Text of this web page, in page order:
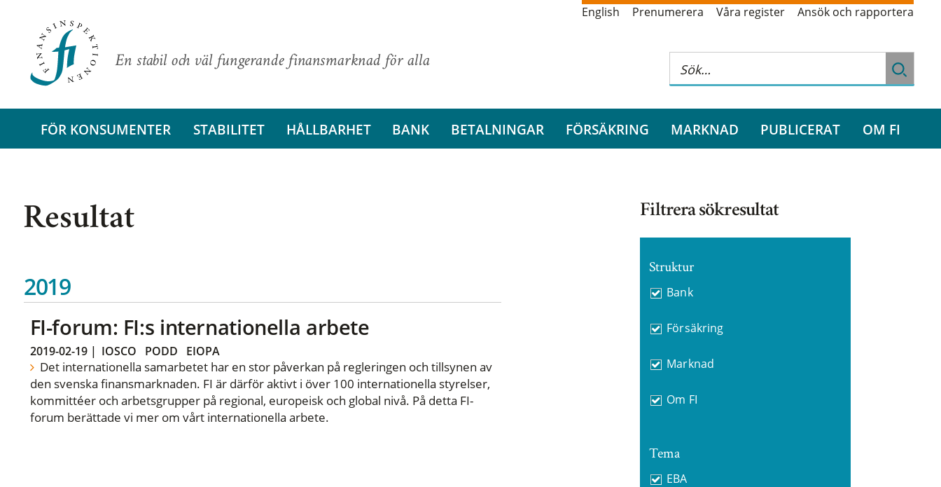
En stabil och väl fungerande finansmarknad för alla
English Prenumerera Våra register Ansök och rapportera
FÖR KONSUMENTER STABILITET HÅLLBARHET BANK BETALNINGAR FÖRSÄKRING MARKNAD PUBLICERAT OM FI
Resultat
2019
FI-forum: FI:s internationella arbete
2019-02-19| IOSCO PODD EIOPA
Det internationella samarbetet har en stor påverkan på regleringen och tillsynen av
den svenska finansmarknaden. FI är därför aktivt i över 100 internationella styrelser,
kommittéer och arbetsgrupper på regional, europeisk och global nivå. På detta FI-
forum berättade vi mer om vårt internationella arbete.
Filtrera sökresultat
Struktur
Bank
Försäkring
Marknad
Om FI
Tema
EBA